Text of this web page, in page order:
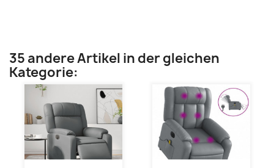
35 andere Artikel in der gleichen
Kategorie: